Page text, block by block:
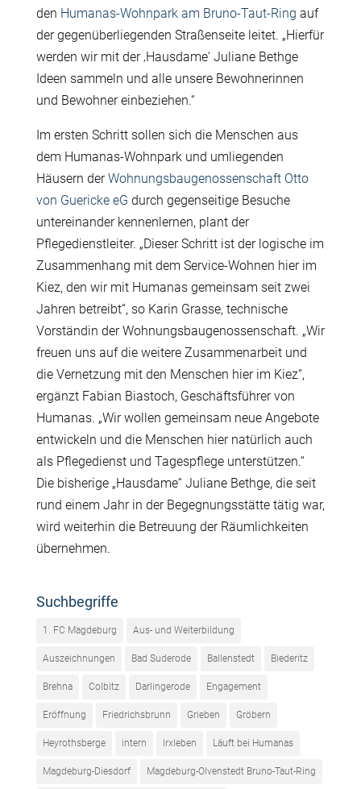
den Humanas-Wohnpark am Bruno-Taut-Ring auf
der gegenüberliegenden Straßenseite leitet. „Hierfür
werden wir mit der ‚Hausdame‘ Juliane Bethge
Ideen sammeln und alle unsere Bewohnerinnen
und Bewohner einbeziehen.“
Im ersten Schritt sollen sich die Menschen aus
dem Humanas-Wohnpark und umliegenden
Häusern derWohnungsbaugenossenschaft Otto
von Guericke eG durch gegenseitige Besuche
untereinander kennenlernen, plant der
Pflegedienstleiter. „Dieser Schritt ist der logische im
Zusammenhang mit dem Service-Wohnen hier im
Kiez, den wir mit Humanas gemeinsam seit zwei
Jahren betreibt“, so Karin Grasse, technische
Vorständin der Wohnungsbaugenossenschaft. „Wir
freuen uns auf die weitere Zusammenarbeit und
die Vernetzung mit den Menschen hier im Kiez“,
ergänzt Fabian Biastoch, Geschäftsführer von
Humanas. „Wir wollen gemeinsam neue Angebote
entwickeln und die Menschen hier natürlich auch
als Pflegedienst und Tagespflege unterstützen.“
Die bisherige „Hausdame“ Juliane Bethge, die seit
rund einem Jahr in der Begegnungsstätte tätig war,
wird weiterhin die Betreuung der Räumlichkeiten
übernehmen.
Suchbegriffe
1. FC Magdeburg Aus- und Weiterbildung
Auszeichnungen Bad Suderode Ballenstedt Biederitz
Brehna Colbitz Darlingerode Engagement
Eröffnung Friedrichsbrunn Grieben Gröbern
Heyrothsberge intern Irxleben Läuft bei Humanas
Magdeburg-Diesdorf Magdeburg-Olvenstedt Bruno-Taut-Ring